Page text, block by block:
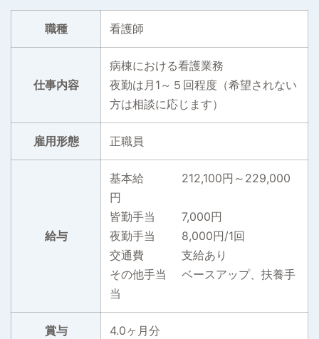
職種 看護師
仕事内容
病棟における看護業務
夜勤は月1～５回程度（希望されない
方は相談に応じます）
雇用形態 正職員
給与
基本給 212,100円～229,000
円
皆勤手当 7,000円
夜勤手当 8,000円/1回
交通費 支給あり
その他手当 ベースアップ、扶養手
当
賞与 4.0ヶ月分